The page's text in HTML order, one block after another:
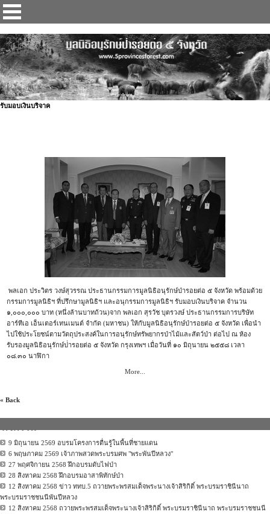
รับมอบเงินบริจาค
พลเอก ประวิตร วงษ์สุวรรณ ประธานกรรมการมูลนิธิอนุรักษ์ป่ารอยต่อ ๕ จังหวัด พร้อมด้วย
กรรมการมูลนิธิฯ ที่ปรึกษามูลนิธิฯ และอนุกรรมการมูลนิธิฯ รับมอบเงินบริจาค จำนวน
๑,๐๐๐,๐๐๐ บาท (หนึ่งล้านบาทถ้วน)จาก พลเอก สุรวัช บุตรวงษ์ ประธานกรรมการบริษัท
อาร์ทีเอ เอ็นเตอร์เทนเมนต์ จำกัด (มหาชน) ให้กับมูลนิธิอนุรักษ์ป่ารอยต่อ ๕ จังหวัด เพื่อนำ
ไปใช้ประโยชน์ตามวัตถุประสงค์ในการอนุรักษ์ทรัพยากรป่าไม้และสัตว์ป่า ต่อไป ณ ห้อง
รับรองมูลนิธิอนุรักษ์ป ่ารอยต่อ ๕ จังหวัด กรุงเทพฯ เมื่อวันที่ ๑๐ มิถุนายน ๒๕๕๘ เวลา
๐๘.๓๐ นาฬิกา
More...
« Back
9 มิถุนายน 2569 อบรมโครงการตื่นรู้ในพื้นที่ชายแดน
6 พฤษภาคม 2569 เจ้าภาพสวดพระบรมศพ "พระพันปีหลวง"
27 พฤศจิกายน 2568 ฝึกอบรมดับไฟป่า
28 สิงหาคม 2568 ฝึกอบรมอาสาพิทักษ์ป่า
12 สิงหาคม 2568 ข่าว ททบ.5 ถวายพระพรสมเด็จพระนางเจ้าสิริกิติ์ พระบรมราชินีนาถ
พระบรมราชชนนีพันปีหลวง
12 สิงหาคม 2568 ถวายพระพรสมเด็จพระนางเจ้าสิริกิติ์ พระบรมราชินีนาถ พระบรมราชชนนี